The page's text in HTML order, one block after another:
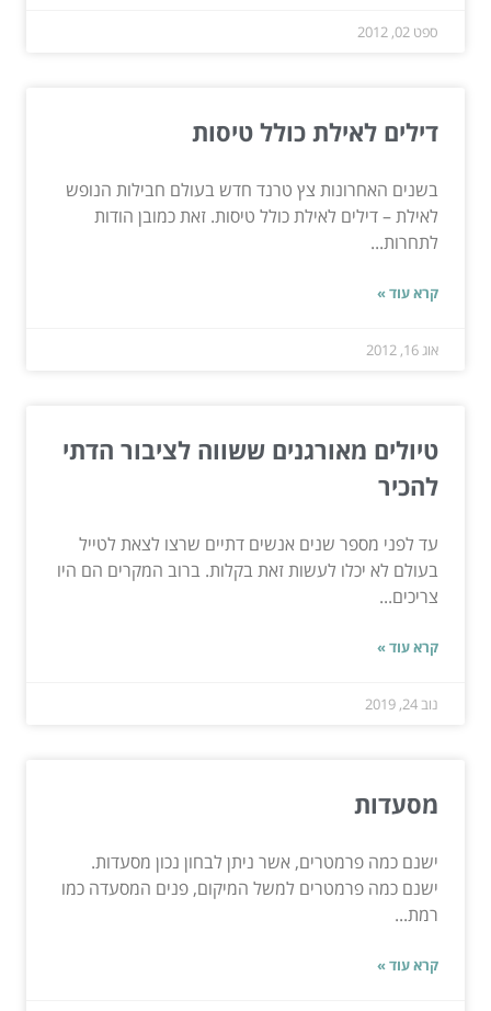
ספט 02, 2012
דילים לאילת כולל טיסות
בשנים האחרונות צץ טרנד חדש בעולם חבילות הנופש
לאילת – דילים לאילת כולל טיסות. זאת כמובן הודות
לתחרות...
קרא עוד »
אוג 16, 2012
טיולים מאורגנים ששווה לציבור הדתי
להכיר
עד לפני מספר שנים אנשים דתיים שרצו לצאת לטייל
בעולם לא יכלו לעשות זאת בקלות. ברוב המקרים הם היו
צריכים...
קרא עוד »
נוב 24, 2019
מסעדות
ישנם כמה פרמטרים, אשר ניתן לבחון נכון מסעדות.
ישנם כמה פרמטרים למשל המיקום, פנים המסעדה כמו
רמת...
קרא עוד »